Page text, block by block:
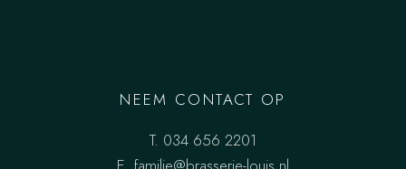
NEEM CONTACT OP
T. 034 656 2201